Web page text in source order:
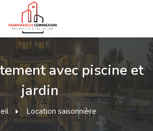
avec piscine et
jardin
Location saisonnière